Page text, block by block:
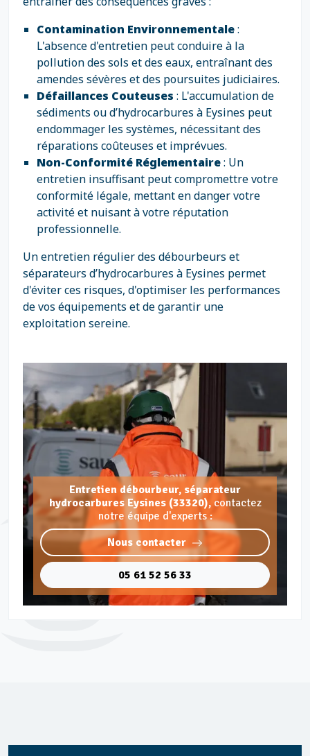
Contamination Environnementale:
L'absence d'entretien peut conduire à la
pollution des sols et des eaux, entraînant des
amendes sévères et des poursuites judiciaires.
Défaillances Couteuses : L'accumulation de
sédiments ou d’hydrocarbures à Eysines peut
endommager les systèmes, nécessitant des
réparations coûteuses et imprévues.
Non-Conformité Réglementaire: Un
entretien insuffisant peut compromettre votre
conformité légale, mettant en danger votre
activité et nuisant à votre réputation
professionnelle.
Un entretien régulier des débourbeurs et
séparateurs d’hydrocarbures à Eysines permet
d'éviter ces risques, d'optimiser les performances
de vos équipements et de garantir une
exploitation sereine.
Entretien débourbeur, séparateur
hydrocarbures Eysines (33320), contactez
notre équipe d'experts :
Nous contacter
05 61 52 56 33